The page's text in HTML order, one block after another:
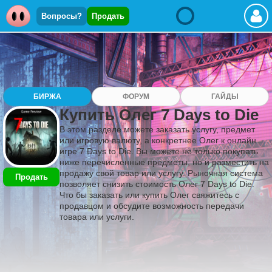
Вопросы? Продать
БИРЖА ФОРУМ ГАЙДЫ
Продать
Купить Олег 7 Days to Die
В этом разделе можете заказать услугу, предмет
или игровую валюту, а конкретнее Олег к онлайн
игре 7 Days to Die. Вы можете не только покупать
ниже перечисленные предметы, но и разместить на
продажу свой товар или услугу. Рыночная система
позволяет снизить стоимость Олег 7 Days to Die.
Что бы заказать или купить Олег свяжитесь с
продавцом и обсудите возможность передачи
товара или услуги.